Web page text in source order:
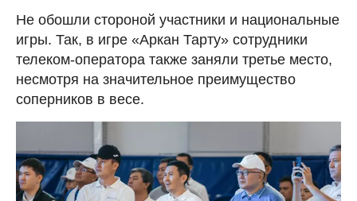
Не обошли стороной участники и национальные
игры. Так, в игре «Аркан Тарту» сотрудники
телеком-оператора также заняли третье место,
несмотря на значительное преимущество
соперников в весе.